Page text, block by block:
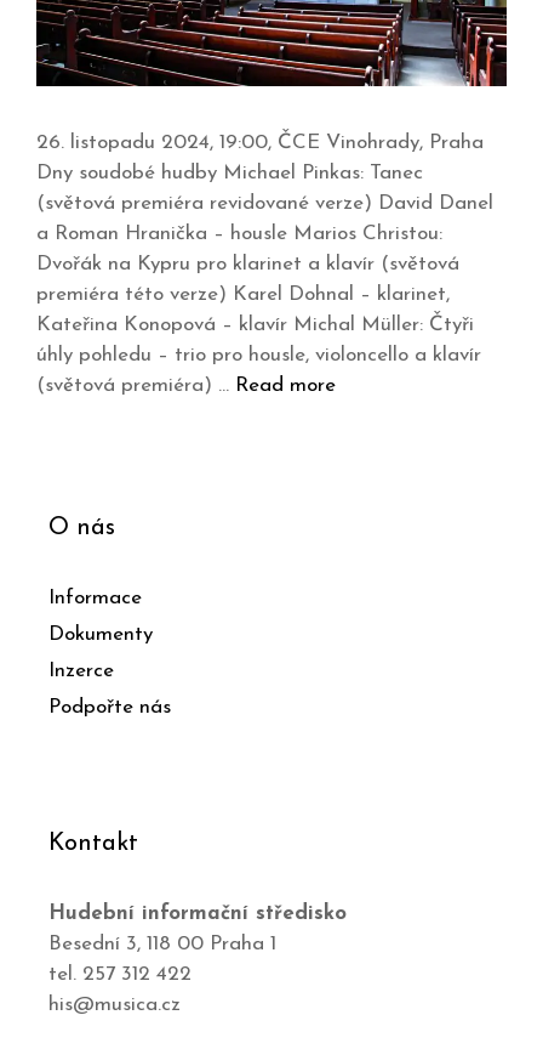
26. listopadu 2024, 19:00, ČCE Vinohrady, Praha
Dny soudobé hudby Michael Pinkas: Tanec
(světová premiéra revidované verze) David Danel
a Roman Hranička – housle Marios Christou:
Dvořák na Kypru pro klarinet a klavír (světová
premiéra této verze) Karel Dohnal – klarinet,
Kateřina Konopová – klavír Michal Müller: Čtyři
úhly pohledu – trio pro housle, violoncello a klavír
(světová premiéra) … Read more
O nás
Informace
Dokumenty
Inzerce
Podpořte nás
Kontakt
Hudební informační středisko
Besední 3, 118 00 Praha 1
tel. 257 312 422
his@musica.cz